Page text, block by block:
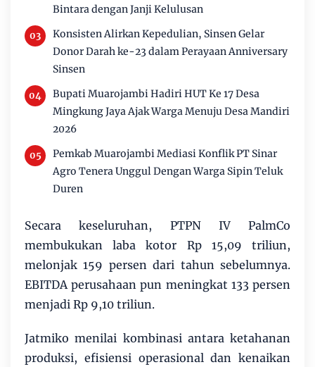
Bintara dengan Janji Kelulusan
Konsisten Alirkan Kepedulian, Sinsen Gelar
Donor Darah ke-23 dalam Perayaan Anniversary
Sinsen
Bupati Muarojambi Hadiri HUT Ke 17 Desa
Mingkung Jaya Ajak Warga Menuju Desa Mandiri
2026
Pemkab Muarojambi Mediasi Konflik PT Sinar
Agro Tenera Unggul Dengan Warga Sipin Teluk
Duren
Secara keseluruhan, PTPN IV PalmCo
membukukan laba kotor Rp 15,09 triliun,
melonjak 159 persen dari tahun sebelumnya.
EBITDA perusahaan pun meningkat 133 persen
menjadi Rp 9,10 triliun.
Jatmiko menilai kombinasi antara ketahanan
produksi, efisiensi operasional dan kenaikan